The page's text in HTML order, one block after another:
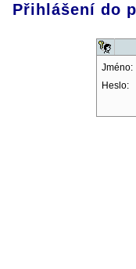
Přihlášení do
Jméno:
Heslo: